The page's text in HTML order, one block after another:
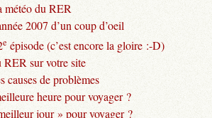
du RER
2007 d’un coup d’oeil
e épisode (c’est encore la gloire :-D)
sur votre site
causes de problèmes
heure pour voyager ?
jour » pour voyager ?